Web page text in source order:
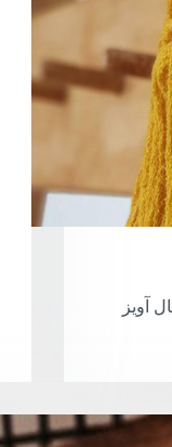
آویز